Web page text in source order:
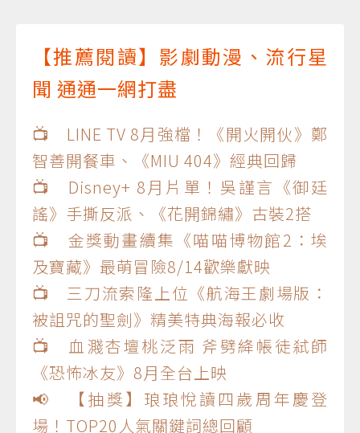
【推薦閱讀】影劇動漫、流行星
聞 通通一網打盡
📺 LINE TV 8月強檔！《開火開伙》鄭
智善開餐車、《MIU 404》經典回歸
📺 Disney+ 8月片單！吳謹言《御廷
謠》手撕反派、《花開錦繡》古裝2搭
📺 金獎動畫續集《喵喵博物館2：埃
及寶藏》最萌冒險8/14歡樂獻映
📺 三刀流索隆上位《航海王劇場版：
被詛咒的聖劍》精美特典海報必收
📺 血濺杏壇桃泛雨 斧劈絳帳徒弒師
《恐怖冰友》8月全台上映
📢 【抽獎】琅琅悅讀四歲周年慶登
場！TOP20人氣關鍵詞總回顧